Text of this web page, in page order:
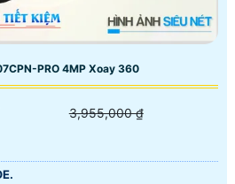
PRO 4MP Xoay 360
3,955,000 ₫